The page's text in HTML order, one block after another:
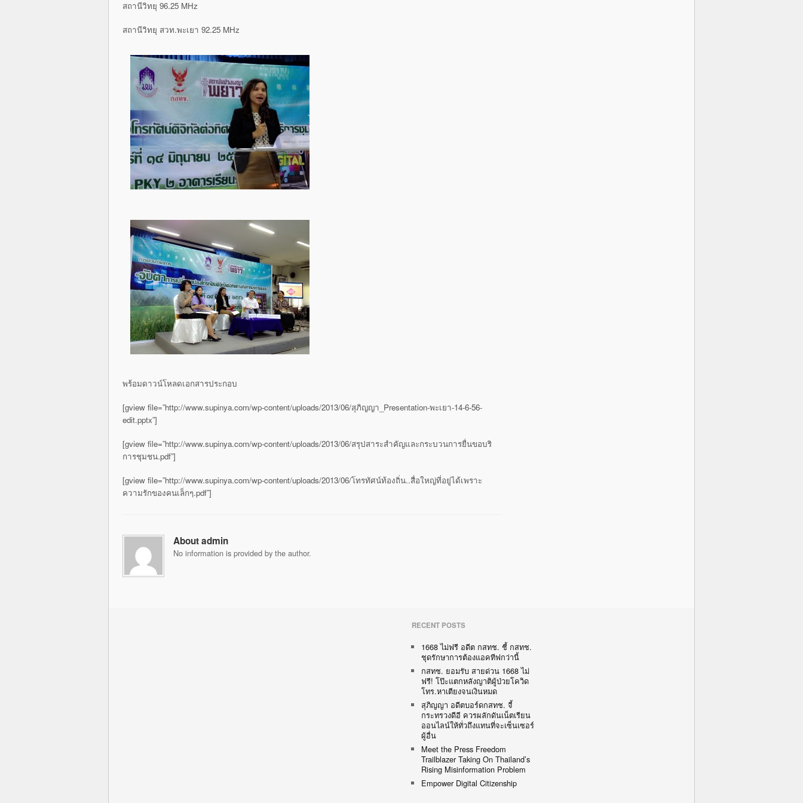
สถานีวิทยุ 96.25 MHz
สถานีวิทยุ สวท.พะเยา 92.25 MHz
พร้อมดาวน์โหลดเอกสารประกอบ
[gview file=”http://www.supinya.com/wp-content/uploads/2013/06/สุภิญญา_Presentation-พะเยา-14-6-56-
edit.pptx”]
[gview file=”http://www.supinya.com/wp-content/uploads/2013/06/สรุปสาระสำคัญและกระบวนการยื่นขอบริ
การชุมชน.pdf”]
[gview file=”http://www.supinya.com/wp-content/uploads/2013/06/โทรทัศน์ท้องถิ่น..สื่อใหญ่ที่อยู่ได้เพราะ
ความรักของคนเล็กๆ.pdf”]
About admin
No information is provided by the author.
RECENT POSTS
1668 ไม่ฟรี อดีต กสทช. ชี้ กสทช.
ชุดรักษาการต้องแอคทีฟกว่านี้
กสทช. ยอมรับ สายด่วน 1668 ไม่
ฟรี! โป๊ะแตกหลังญาติผู้ป่วยโควิด
โทร.หาเตียงจนเงินหมด
สุภิญญา อดีตบอร์ดกสทช. จี้
กระทรวงดีอี ควรผลักดันเน็ตเรียน
ออนไลน์ให้ทั่วถึงแทนที่จะเซ็นเซอร์
ผู้อื่น
Meet the Press Freedom
Trailblazer Taking On Thailand’s
Rising Misinformation Problem
Empower Digital Citizenship